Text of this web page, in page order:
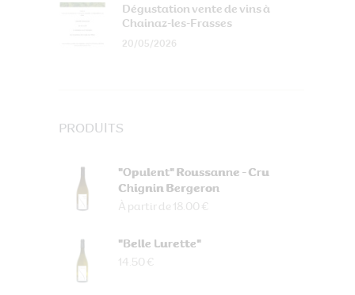
Dégustation vente de vins à
Chainaz-les-Frasses
20/05/2026
PRODUITS
"Opulent" Roussanne - Cru
Chignin Bergeron
À partir de 18.00 €
"Belle Lurette"
14.50 €